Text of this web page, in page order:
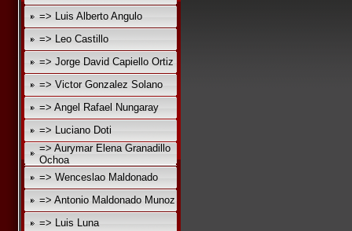
=> Luis Alberto Angulo
=> Leo Castillo
=> Jorge David Capiello Ortiz
=> Victor Gonzalez Solano
=> Angel Rafael Nungaray
=> Luciano Doti
=> Aurymar Elena Granadillo
Ochoa
=> Wenceslao Maldonado
=> Antonio Maldonado Munoz
=> Luis Luna